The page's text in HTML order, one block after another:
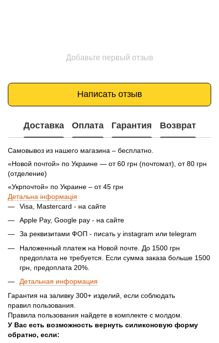
Добавьте первый отзыв
Написать отзыв
Доставка Оплата Гарантия Возврат
Самовывоз из нашего магазина – бесплатно.
«Новой почтой» по Украине — от 60 грн (почтомат), от 80 грн
(отделение)
«Укрпочтой» по Украине – от 45 грн
Детальна інформація
Visa, Mastercard - на сайте
Apple Pay, Google pay - на сайте
За реквизитами ФОП - писать у instagram или telegram
Наложенный платеж на Новой почте. До 1500 грн
предоплата не требуется. Если сумма заказа больше 1500
грн, предоплата 20%.
Детальная информация
Гарантия на заливку 300+ изделий, если соблюдать
правил пользования.
Правила пользования найдете в комплекте с молдом.
У Вас есть возможность вернуть силиконовую форму
обратно, если: